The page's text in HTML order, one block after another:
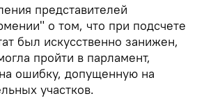
представителей
о том, что при подсчете
был искусственно занижен,
пройти в парламент,
ошибку, допущенную на
участков.